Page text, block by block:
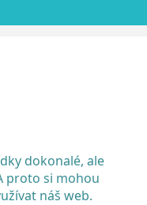
dokonalé, ale
proto si mohou
náš web.